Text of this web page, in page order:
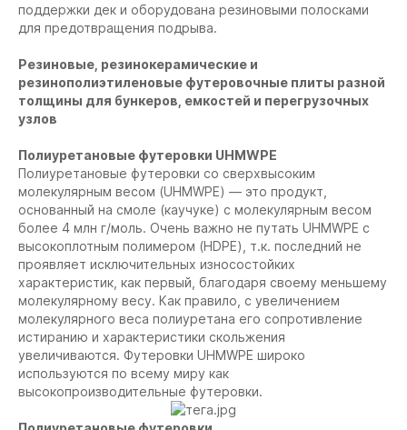
поддержки дек и оборудована резиновыми полосками
для предотвращения подрыва.
Резиновые, резинокерамические и
резинополиэтиленовые футеровочные плиты разной
толщины для бункеров, емкостей и перегрузочных
узлов
Полиуретановые футеровки UHMWPE
Полиуретановые футеровки со сверхвысоким
молекулярным весом (UHMWPE) — это продукт,
основанный на смоле (каучуке) с молекулярным весом
более 4 млн г/моль. Очень важно не путать UHMWPE с
высокоплотным полимером (HDPE), т.к. последний не
проявляет исключительных износостойких
характеристик, как первый, благодаря своему меньшему
молекулярному весу. Как правило, с увеличением
молекулярного веса полиуретана его сопротивление
истиранию и характеристики скольжения
увеличиваются. Футеровки UHMWPE широко
используются по всему миру как
высокопроизводительные футеровки.